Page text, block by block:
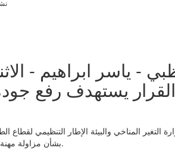
القرار يستهدف رفع
بشأن مزاولة مهنة الطب البيطري، متضمناً تحديث الأحكام والتعريفات المنظمة للمهنة.